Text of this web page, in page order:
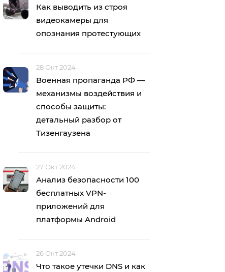
Как выводить из строя
видеокамеры для
опознания протестующих
28 Окт 2024
Военная пропаганда РФ —
механизмы воздействия и
способы защиты:
детальный разбор от
Тизенгаузена
27 Окт 2024
Анализ безопасности 100
бесплатных VPN-
приложений для
платформы Android
26 Окт 2024
Что такое утечки DNS и как